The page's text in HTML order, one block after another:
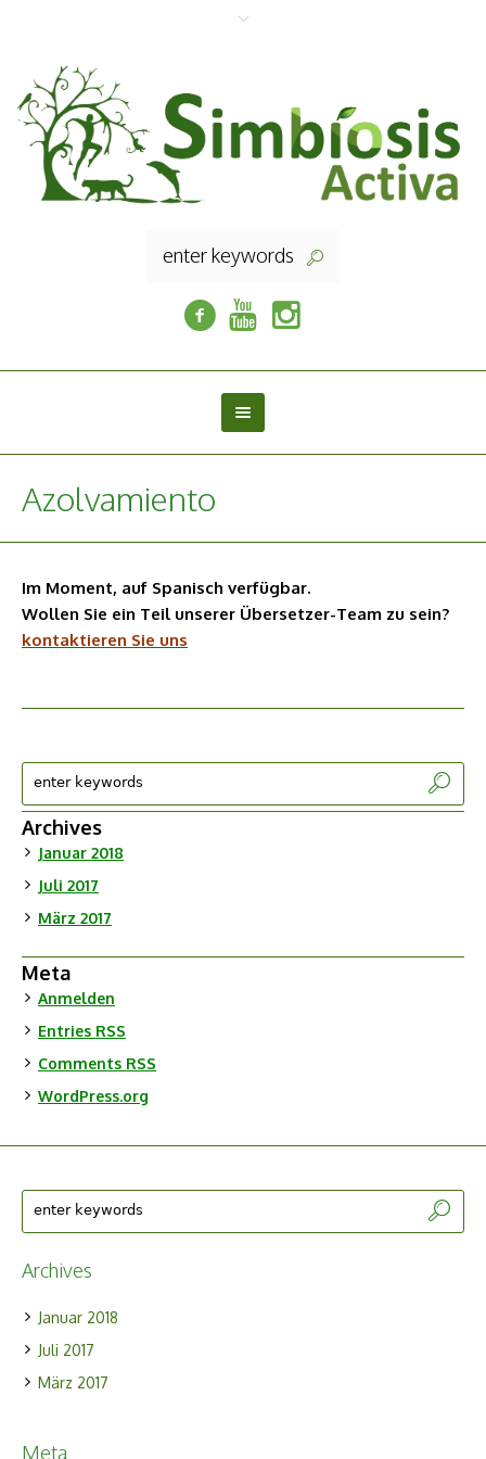
Azolvamiento
Im Moment, auf Spanisch verfügbar.
Wollen Sie ein Teil unserer Übersetzer-Team zu sein?
kontaktieren Sie uns
Archives
Januar 2018
Juli 2017
März 2017
Meta
Anmelden
Entries RSS
Comments RSS
WordPress.org
Archives
Januar 2018
Juli 2017
März 2017
Meta